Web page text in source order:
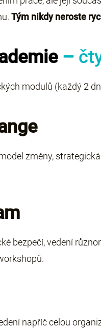
Tým nikdy neroste
–
modulů (každý 2
změny,
bezpečí, vedení
napříč celou